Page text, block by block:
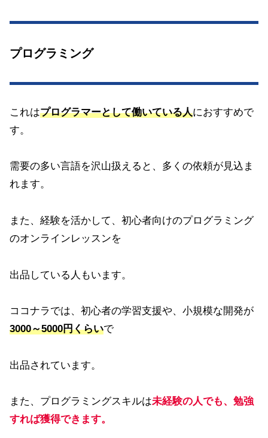
プログラミング
これはプログラマーとして働いている人におすすめで
す。
需要の多い言語を沢山扱えると、多くの依頼が見込ま
れます。
また、経験を活かして、初心者向けのプログラミング
のオンラインレッスンを
出品している人もいます。
ココナラでは、初心者の学習支援や、小規模な開発が
3000～5000円くらいで
出品されています。
また、プログラミングスキルは未経験の人でも、勉強
すれば獲得できます。